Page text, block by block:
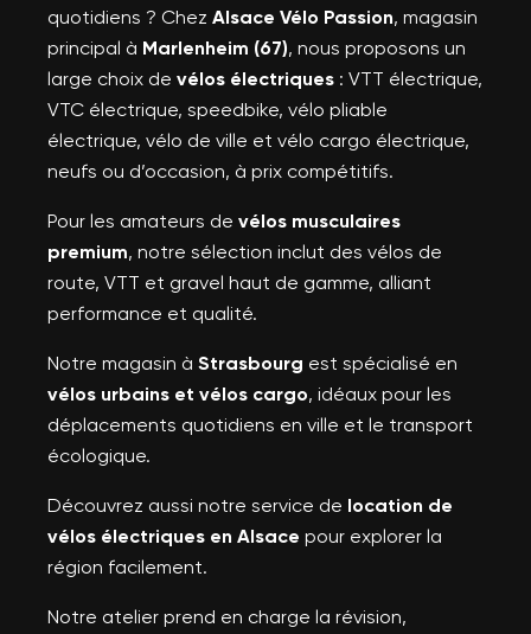
quotidiens ? Chez Alsace Vélo Passion, magasin
principal à Marlenheim (67), nous proposons un
large choix de vélos électriques : VTT électrique,
VTC électrique, speedbike, vélo pliable
électrique, vélo de ville et vélo cargo électrique,
neufs ou d’occasion, à prix compétitifs.
Pour les amateurs de vélos musculaires
premium, notre sélection inclut des vélos de
route, VTT et gravel haut de gamme, alliant
performance et qualité.
Notre magasin à Strasbourg est spécialisé en
vélos urbains et vélos cargo, idéaux pour les
déplacements quotidiens en ville et le transport
écologique.
Découvrez aussi notre service de location de
vélos électriques en Alsace pour explorer la
région facilement.
Notre atelier prend en charge la révision,